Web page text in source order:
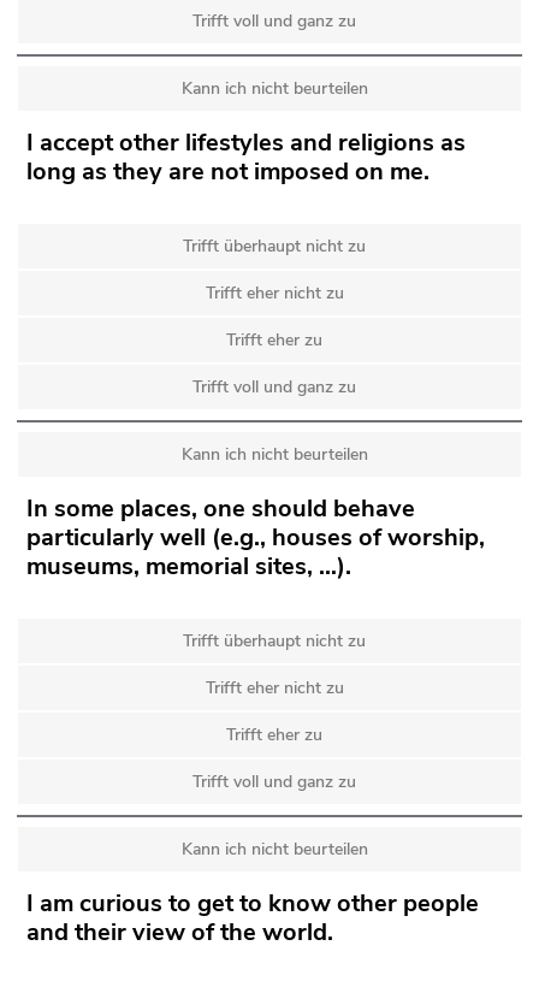
Trifft voll und ganz zu
Kann ich nicht beurteilen
I accept other lifestyles and religions as
long as they are not imposed on me.
Trifft überhaupt nicht zu
Trifft eher nicht zu
Trifft eher zu
Trifft voll und ganz zu
Kann ich nicht beurteilen
In some places, one should behave
particularly well (e.g., houses of worship,
museums, memorial sites, …).
Trifft überhaupt nicht zu
Trifft eher nicht zu
Trifft eher zu
Trifft voll und ganz zu
Kann ich nicht beurteilen
I am curious to get to know other people
and their view of the world.